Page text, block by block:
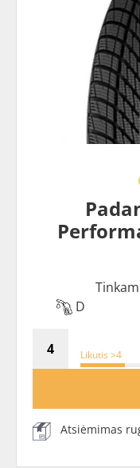
D
Likutis >4
Atsiėmimas